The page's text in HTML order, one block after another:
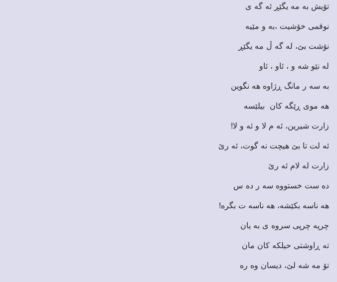
تۆیش به مه یگێڕ ئه گه ی
نوقمی خۆشیت ،به و مێیه
نۆشت بێ، له گه ڵ مه یگێڕ
له نێو شه و ، ئاو ، ئاو
به سه ر مانگ ڕژاوه هه نگوین
هه موی ڕێگه کان بیلێسه
زارت شیرین، ئه م لا و ئه و لا!
ئه لت تا بێ هیچت نه گوت، ئه رێ
زارت له لام ئه رێ
ده ست خستووه سه ر ده س
هه ناسه بکێشه، هه ناسه ت بگره!
چرپه چرپی سروه ی به یان
ته ڕاوشتی حیلکه کان مان
تۆ مه شه لێ، دیسان وه ره